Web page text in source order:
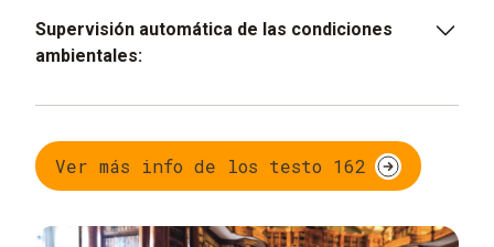
Supervisión automática de las condiciones
ambientales:
en el Cloud
Sistema basado en la web: data loggers WiFi con
Ver más info de los testo 162